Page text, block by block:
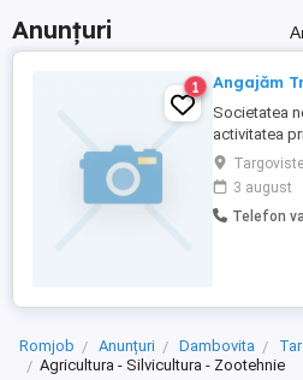
Anunțuri
1 Angajăm
Societatea
activitatea
serviciilor
doresc să
Oferim: -
3 august
Telefon
Romjob Anunțuri Dambovita
Agricultura - Silvicultura - Zootehnie